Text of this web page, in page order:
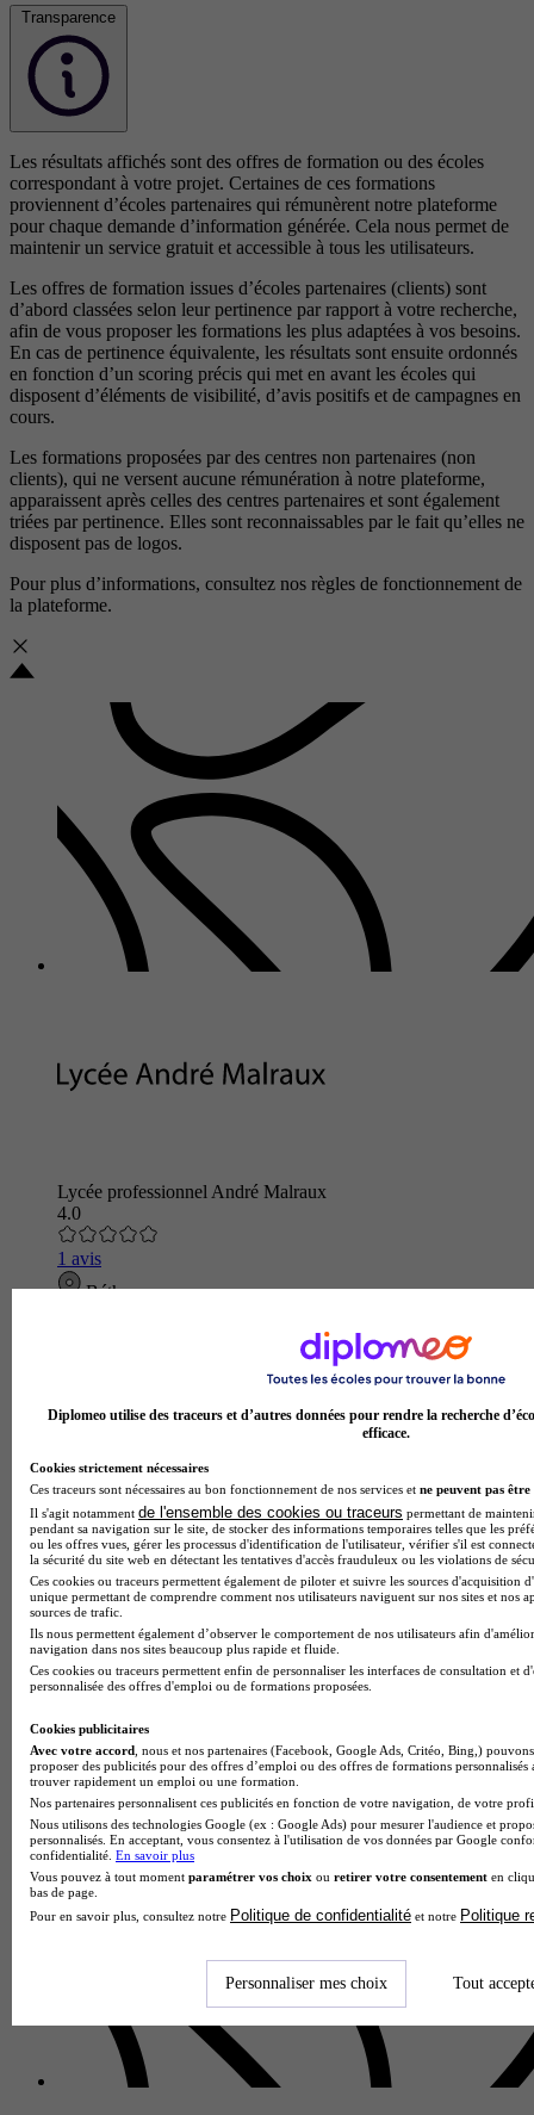
Transparence
Les résultats affichés sont des offres de formation ou des écoles
correspondant à votre projet. Certaines de ces formations
proviennent d’écoles partenaires qui rémunèrent notre plateforme
pour chaque demande d’information générée. Cela nous permet de
maintenir un service gratuit et accessible à tous les utilisateurs.
Les offres de formation issues d’écoles partenaires (clients) sont
d’abord classées selon leur pertinence par rapport à votre recherche,
afin de vous proposer les formations les plus adaptées à vos besoins.
En cas de pertinence équivalente, les résultats sont ensuite ordonnés
en fonction d’un scoring précis qui met en avant les écoles qui
disposent d’éléments de visibilité, d’avis positifs et de campagnes en
cours.
Les formations proposées par des centres non partenaires (non
clients), qui ne versent aucune rémunération à notre plateforme,
apparaissent après celles des centres partenaires et sont également
triées par pertinence. Elles sont reconnaissables par le fait qu’elles ne
disposent pas de logos.
Pour plus d’informations, consultez nos règles de fonctionnement de
la plateforme.
Lycée professionnel André Malraux
4.0
1 avis
Béthune
Lycée GT
Voir l’établissement
Diplomeo utilise des traceurs et d’autres données pour rendre la recherche
efficace.
Cookies strictement nécessaires
Ces traceurs sont nécessaires au bon fonctionnement de nos services et ne peuvent pas être
Il s'agit notamment de l'ensemble des cookies ou traceurs permettant de
pendant sa navigation sur le site, de stocker des informations temporaires telles que les
ou les offres vues, gérer les processus d'identification de l'utilisateur, vérifier s'il est
la sécurité du site web en détectant les tentatives d'accès frauduleux ou les violations de
Ces cookies ou traceurs permettent également de piloter et suivre les sources d'acquisition
unique permettant de comprendre comment nos utilisateurs naviguent sur nos sites et nos
sources de trafic.
Ils nous permettent également d’observer le comportement de nos utilisateurs afin
navigation dans nos sites beaucoup plus rapide et fluide.
Ces cookies ou traceurs permettent enfin de personnaliser les interfaces de consultation et
personnalisée des offres d'emploi ou de formations proposées.
Cookies publicitaires
Avec votre accord , nous et nos partenaires (Facebook, Google Ads, Critéo, Bing,)
proposer des publicités pour des offres d’emploi ou des offres de formations
trouver rapidement un emploi ou une formation.
Nos partenaires personnalisent ces publicités en fonction de votre navigation, de votre
Nous utilisons des technologies Google (ex : Google Ads) pour mesurer l'audience et
personnalisés. En acceptant, vous consentez à l'utilisation de vos données par Google
confidentialité. En savoir plus
Vous pouvez à tout moment paramétrer vos choix ou retirer votre consentement en
bas de page.
Pour en savoir plus, consultez notre Politique de confidentialité et notre Politique
Personnaliser mes choix Tout